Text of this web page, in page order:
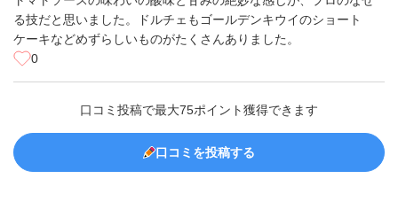
る技だと思いました。ドルチェもゴールデンキウイのショート
ケーキなどめずらしいものがたくさんありました。
0
口コミ投稿で最大75ポイント獲得できます
口コミを投稿する